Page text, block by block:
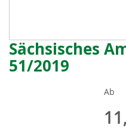
Sächsisches
51/2019
Ab
Zum
Anfang
der